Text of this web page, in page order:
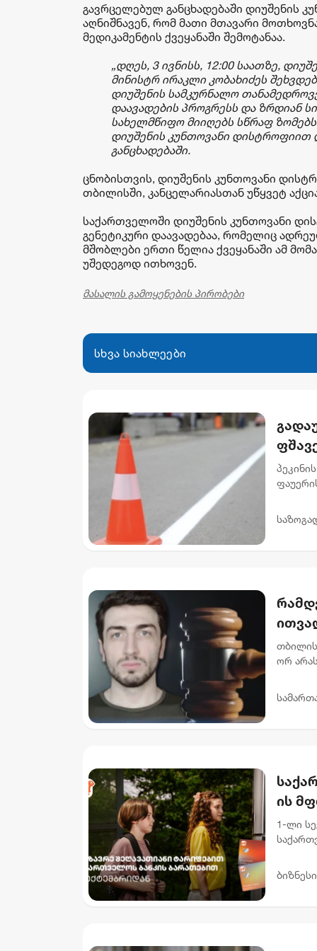
გავრცელებულ განცხადებაში დიუშენის
აღნიშნავენ, რომ მათი მთავარი
მედიკამენტის ქვეყანაში შემოტანაა.
„დღეს, 3 ივნისს, 12:00 საათზე,
მინისტრ ირაკლი კობახიძეს
დიუშენის სამკურნალო
დაავადების პროგრესს და ზრდიან
სახელმწიფო მიიღებს სწრაფ
დიუშენის კუნთოვანი დისტროფიით
განცხადებაში.
ცნობისთვის, დიუშენის კუნთოვანი
თბილისში, კანცელარიასთან უწყვეტ
საქართველოში დიუშენის კუნთოვანი
გენეტიკური დაავადებაა, რომელიც
მშობლები ერთი წელია ქვეყანაში ამ
უშედეგოდ ითხოვენ.
მასალის გამოყენების პირობები
სხვა სიახლეები
ორ
ის
1-ლი